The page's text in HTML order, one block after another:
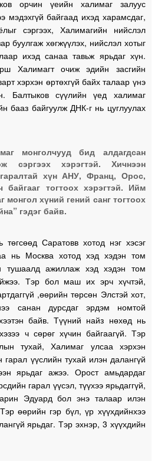
орчин үеийн халимаг залуус
мэдэхгүй байгаад ихэд харамсдаг,
сэргээх, Халимагийн нийслэл
буулгаж хөгжүүлэх, нийслэл хотыг
ихэд санаа тавьж ярьдаг хүн.
Халимагт очиж эдийн засгийн
хэрхэн өртөхгүй байх талаар үнэ
Балтыков сүүлийн үед халимаг
бааз байгуулж ДНК-г нь цуглуулах
монголчууд бид алдагдсан
сэргээх хэрэгтэй. Хичнээн
хүн АНУ, Франц, Орос,
байгааг тогтоох хэрэгтэй. Ийм
монгол хүний гений санг тогтоох
гэдэг байв.
төгсөөд Саратовв хотод нэг хэсэг
нь Москва хотод хэд хэдэн том
тушаалд ажиллаж хэд хэдэн том
Тэр бол маш их эрч хүчтэй,
,өөрийн төрсөн Элстэй хот,
санан дурсдаг эрдэм номтой
байв. Түүний найз нөхөд нь
ч сөрөг хүчин байгаагүй. Тэр
тухай, Халимаг улсаа хэрхэн
гарал үүслийн тухай илэн далангүй
ярьдаг ажээ. Орост амьдардаг
гарал үүсэл, түүхээ ярьдаггүй,
Эдуард бол энэ талаар илэн
өөрийн гэр бүл, үр хүүхдийнхээ
ярьдаг. Тэр эхнэр, 3 хүүхдийн